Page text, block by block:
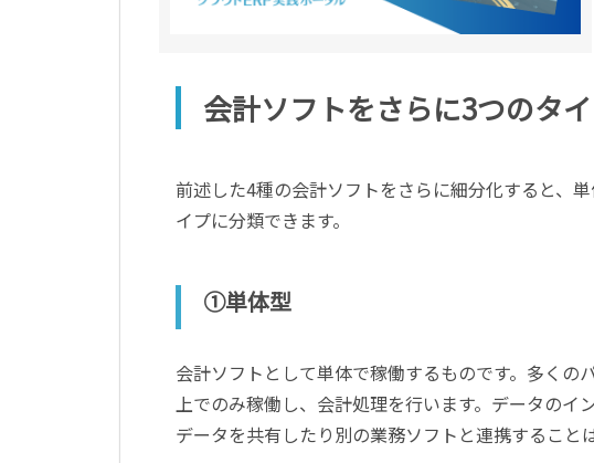
会計ソフトをさらに3つのタ
前述した4種の会計ソフトをさらに細分化すると、
イプに分類できます。
①単体型
会計ソフトとして単体で稼働するものです。多く
上でのみ稼働し、会計処理を行います。データの
データを共有したり別の業務ソフトと連携すること